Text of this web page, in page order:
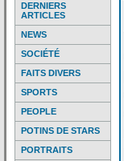
DERNIERS
ARTICLES
NEWS
SOCIÉTÉ
FAITS DIVERS
SPORTS
PEOPLE
POTINS DE STARS
PORTRAITS